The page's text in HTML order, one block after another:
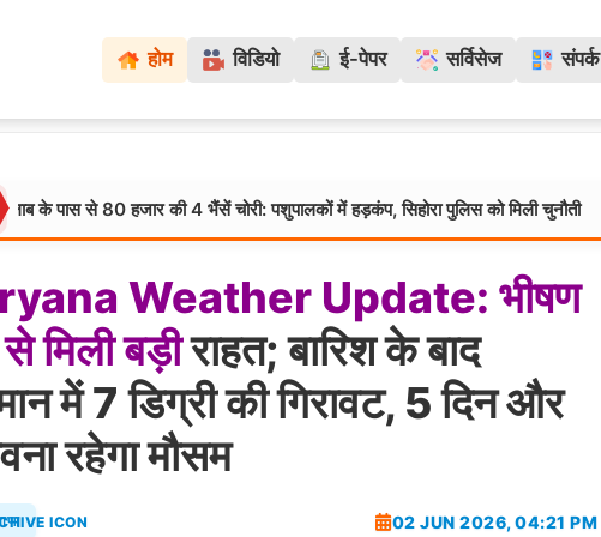
होम विडियो ई-पेपर सर्विसेज संपर्क
80 हजार की 4 भैंसें चोरी: पशुपालकों में हड़कंप, सिहोरा पुलिस को मिली चुनौती मध्यप्रदेश:
Weather Update: भीषण
सेमिलीबड़ीराहत; बारिश के बाद
में 7 डिग्री की गिरावट, 5 दिन और
रहेगा मौसम
02 JUN 2026, 04:21 PM